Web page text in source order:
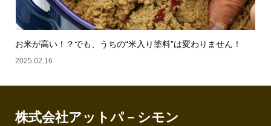
お米が高い！？でも、うちの“米入り塗料”は変わりません！
2025.02.16
株式会社アットパ－シモン